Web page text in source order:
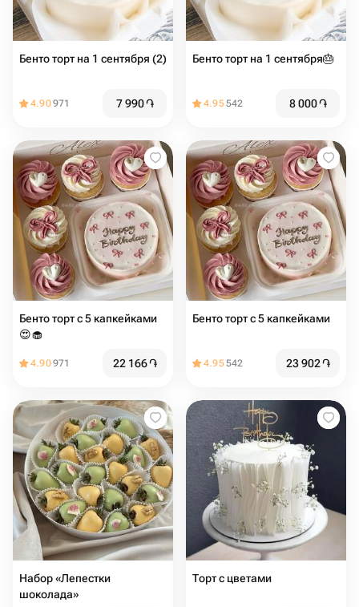
Бенто торт на 1 сентября (2)
4.90971 7 990֏
Бенто торт на 1 сентября🎂
4.95542 8 000֏
Бенто торт с 5 капкейками
😍🧁
4.90971 22 166֏
Бенто торт с 5 капкейками
4.95542 23 902֏
Набор «Лепестки
шоколада»
Торт с цветами